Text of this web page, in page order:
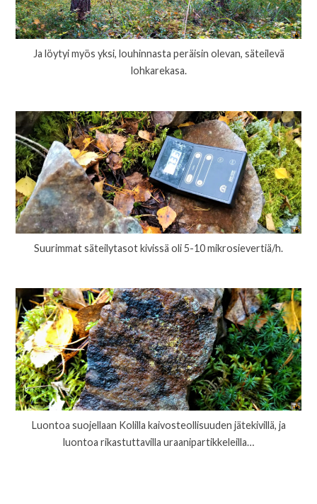
Ja löytyi myös yksi, louhinnasta peräisin olevan, säteilevä
lohkarekasa.
Suurimmat säteilytasot kivissä oli 5-10 mikrosievertiä/h.
Luontoa suojellaan Kolilla kaivosteollisuuden jätekivillä, ja
luontoa rikastuttavilla uraanipartikkeleilla…